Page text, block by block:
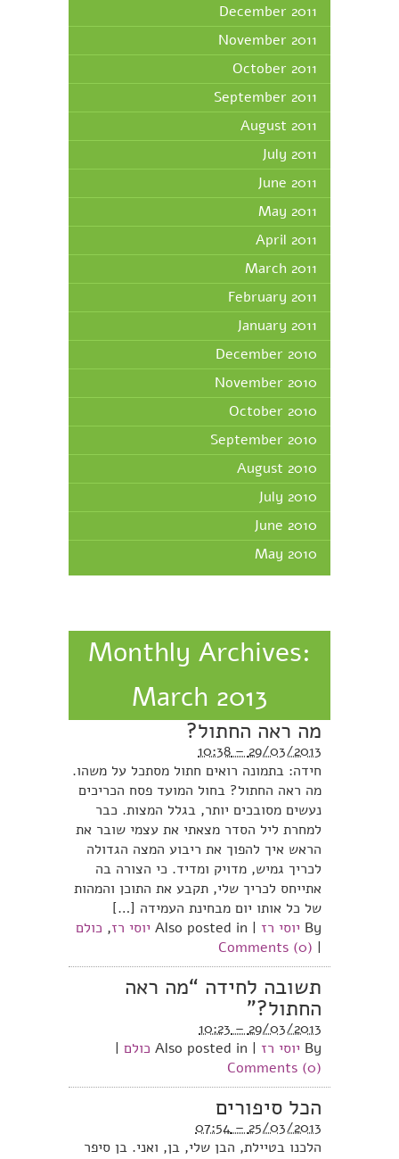
December 2011
November 2011
October 2011
September 2011
August 2011
July 2011
June 2011
May 2011
April 2011
March 2011
February 2011
January 2011
December 2010
November 2010
October 2010
September 2010
August 2010
July 2010
June 2010
May 2010
Monthly Archives:
March 2013
מה ראה החתול?
29/03/2013 – 10:38
חידה: בתמונה רואים חתול מסתכל על משהו.
מה ראה החתול? בחול המועד פסח הכריכים
נעשים מסובכים יותר, בגלל המצות. כבר
למחרת ליל הסדר מצאתי את עצמי שובר את
הראש איך להפוך את ריבוע המצה הגדולה
לכריך גמיש, מדויק ומדיד. כי הצורה בה
אתייחס לכריך שלי, תקבע את התוכן והמהות
של כל אותו יום מבחינת העמידה […]
By יוסי רז |
Also posted in יוסי רז, כולם
|
Comments (0)
תשובה לחידה “מה ראה
החתול?”
29/03/2013 – 10:23
By יוסי רז |
Also posted in כולם |
Comments (0)
הכל סיפורים
25/03/2013 – 07:54
הלכנו בטיילת, הבן שלי, בן, ואני. בן סיפר